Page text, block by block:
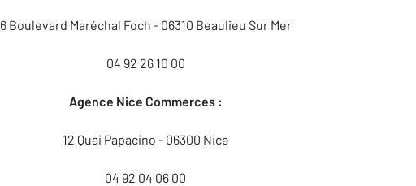
6 Boulevard Maréchal Foch - 06310 Beaulieu Sur Mer
04 92 26 10 00
Agence Nice Commerces :
12 Quai Papacino - 06300 Nice
04 92 04 06 00